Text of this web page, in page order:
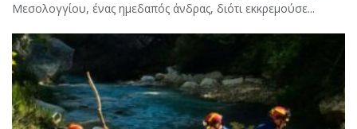
Μεσολογγίου, ένας ημεδαπός άνδρας, διότι εκκρεμούσε...